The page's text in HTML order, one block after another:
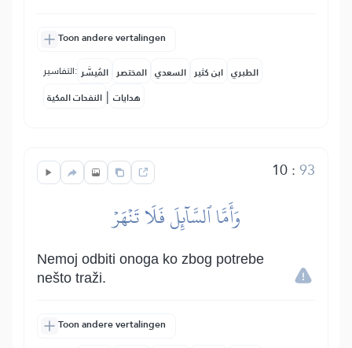
Toon andere vertalingen
التفاسير: المُيسَّر المختصر السعدي ابن كثير الطبري
النفحات المكية | هدايات
10:93
وَأَمَّا ٱلسَّآئِلَ فَلَا تَنۡهَرۡ
Nemoj odbiti onoga ko zbog potrebe
nešto traži.
Toon andere vertalingen